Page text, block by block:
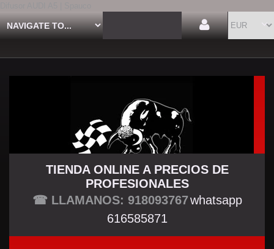
TU TIENDA TUNING
TIENDA ONLINE A PRECIOS DE
PROFESIONALES
☎ LLAMANOS: 918093767whatsapp
616585871